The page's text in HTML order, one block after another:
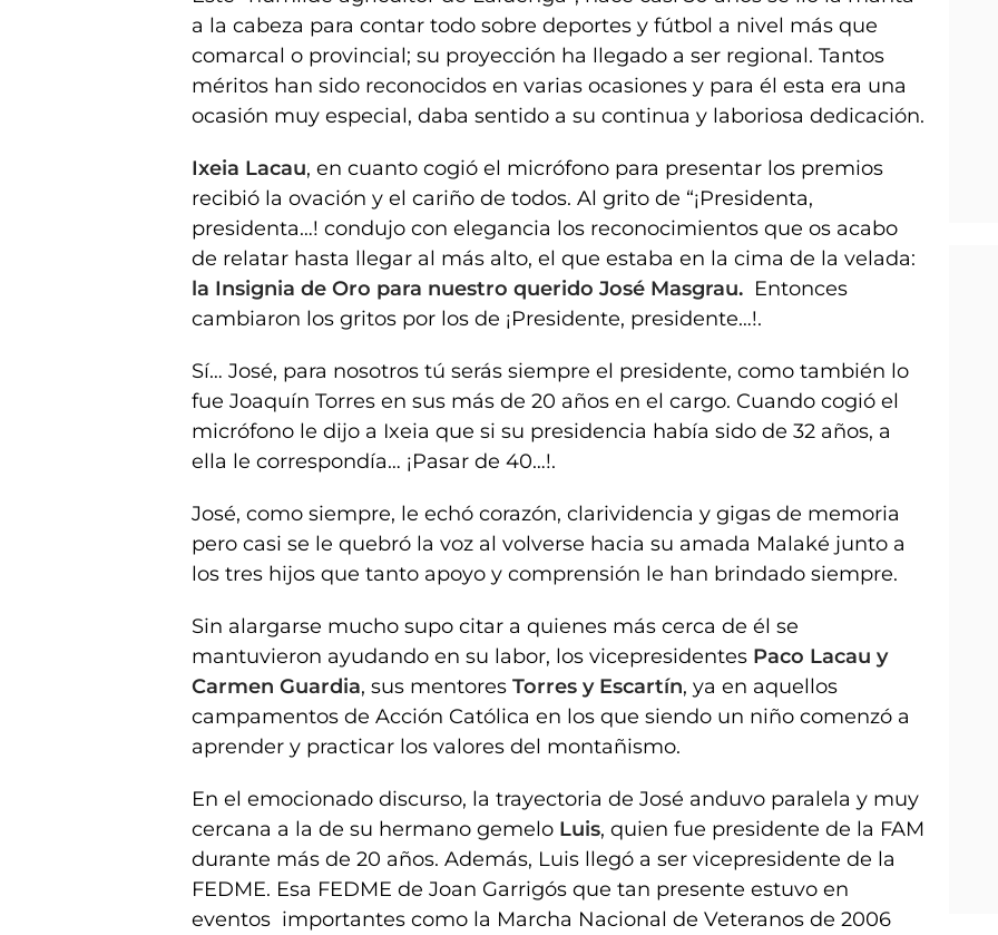
a la cabeza para contar todo sobre deportes y fútbol a nivel más que
comarcal o provincial; su proyección ha llegado a ser regional. Tantos
méritos han sido reconocidos en varias ocasiones y para él esta era una
ocasión muy especial, daba sentido a su continua y laboriosa dedicación.
Ixeia Lacau, en cuanto cogió el micrófono para presentar los premios
recibió la ovación y el cariño de todos. Al grito de “¡Presidenta,
presidenta…! condujo con elegancia los reconocimientos que os acabo
de relatar hasta llegar al más alto, el que estaba en la cima de la velada:
la Insignia de Oro para nuestro querido José Masgrau. Entonces
cambiaron los gritos por los de ¡Presidente, presidente…!.
Sí… José, para nosotros tú serás siempre el presidente, como también lo
fue Joaquín Torres en sus más de 20 años en el cargo. Cuando cogió el
micrófono le dijo a Ixeia que si su presidencia había sido de 32 años, a
ella le correspondía… ¡Pasar de 40…!.
José, como siempre, le echó corazón, clarividencia y gigas de memoria
pero casi se le quebró la voz al volverse hacia su amada Malaké junto a
los tres hijos que tanto apoyo y comprensión le han brindado siempre.
Sin alargarse mucho supo citar a quienes más cerca de él se
mantuvieron ayudando en su labor, los vicepresidentes Paco Lacau y
Carmen Guardia, sus mentores Torres y Escartín, ya en aquellos
campamentos de Acción Católica en los que siendo un niño comenzó a
aprender y practicar los valores del montañismo.
En el emocionado discurso, la trayectoria de José anduvo paralela y muy
cercana a la de su hermano gemelo Luis, quien fue presidente de la FAM
durante más de 20 años. Además, Luis llegó a ser vicepresidente de la
FEDME. Esa FEDME de Joan Garrigós que tan presente estuvo en
eventos importantes como la Marcha Nacional de Veteranos de 2006